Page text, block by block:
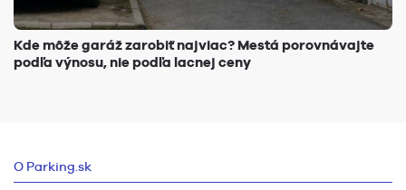
Kde môže garáž zarobiť najviac? Mestá porovnávajte
podľa výnosu, nie podľa lacnej ceny
O Parking.sk